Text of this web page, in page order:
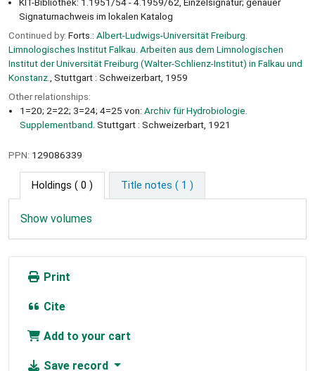
Signaturnachweis im lokalen Katalog
Continued by: Forts.: Albert-Ludwigs-Universität Freiburg.
Limnologisches Institut Falkau. Arbeiten aus dem Limnologischen
Institut der Universität Freiburg (Walter-Schlienz-Institut) in Falkau und
Konstanz. , Stuttgart : Schweizerbart, 1959
Other relationships:
1=20; 2=22; 3=24; 4=25 von: Archiv für Hydrobiologie.
Supplementband. Stuttgart : Schweizerbart, 1921
PPN: 129086339
Holdings ( 0 ) Title notes ( 1 )
Show volumes
Print
Cite
Add to your cart
Save record